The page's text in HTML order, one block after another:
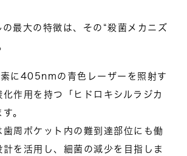
の最大の特徴は、その“殺菌メカニズ
に405nmの青色レーザーを照射す
作用を持つ「ヒドロキシルラジカ
。
歯周ポケット内の難到達部位にも働
計を活用し、細菌の減少を目指しま